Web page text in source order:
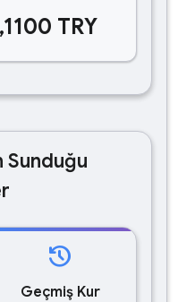
TRY
Sunduğu
history
Geçmiş Kur